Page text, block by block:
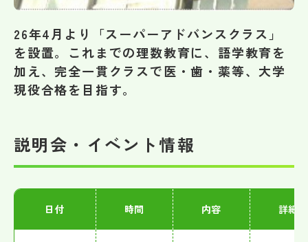
NettyLandかわら版
その他
お問い合わせ
個人情報保護方針
サイトマップ
運営会社
26年4月より「スーパーアドバンスクラス」
を設置。これまでの理数教育に、語学教育を
加え、完全一貫クラスで医・歯・薬等、大学
現役合格を目指す。
説明会・イベント情報
日付 時間 内容 詳細